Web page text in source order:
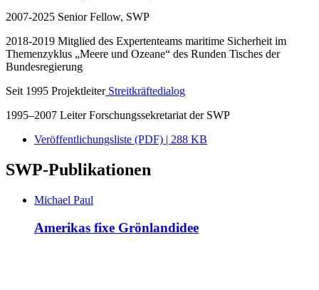
2007-2025 Senior Fellow, SWP
2018-2019 Mitglied des Expertenteams maritime Sicherheit im
Themenzyklus „Meere und Ozeane“ des Runden Tisches der
Bundesregierung
Seit 1995 ProjektleiterStreitkräftedialog
1995–2007 Leiter Forschungssekretariat der SWP
Veröffentlichungsliste (PDF) | 288 KB
SWP-Publikationen
Michael Paul
Amerikas fixe Grönlandidee